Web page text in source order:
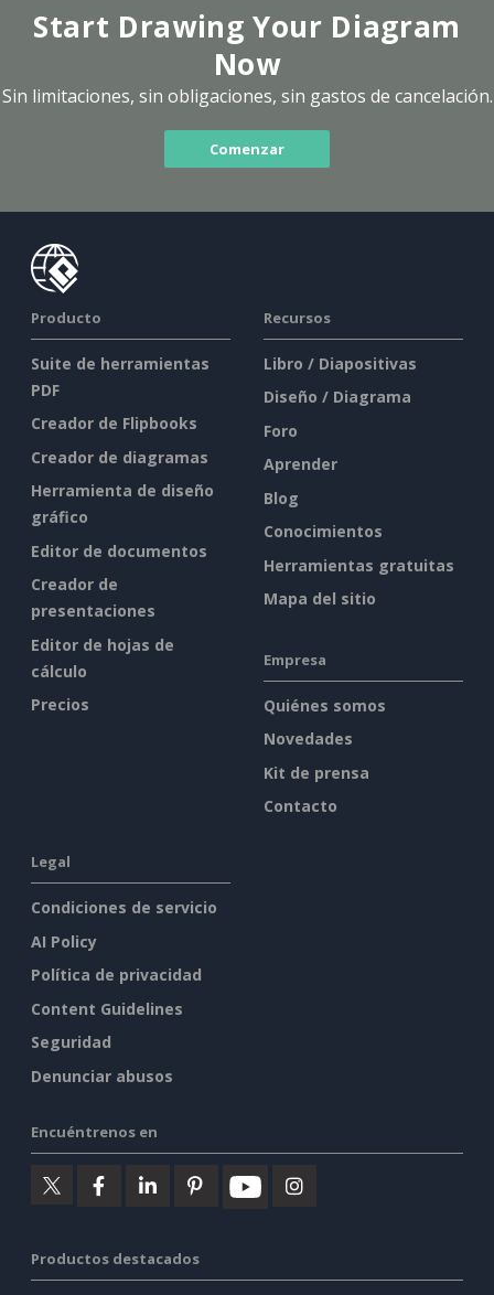
Start Drawing Your Diagram
Now
Sin limitaciones, sin obligaciones, sin gastos de cancelación.
Comenzar
Producto
Suite de herramientas
PDF
Creador de Flipbooks
Creador de diagramas
Herramienta de diseño
gráfico
Editor de documentos
Creador de
presentaciones
Editor de hojas de
cálculo
Precios
Recursos
Libro / Diapositivas
Diseño / Diagrama
Foro
Aprender
Blog
Conocimientos
Herramientas gratuitas
Mapa del sitio
Empresa
Quiénes somos
Novedades
Kit de prensa
Contacto
Legal
Condiciones de servicio
AI Policy
Política de privacidad
Content Guidelines
Seguridad
Denunciar abusos
Encuéntrenos en
Productos destacados